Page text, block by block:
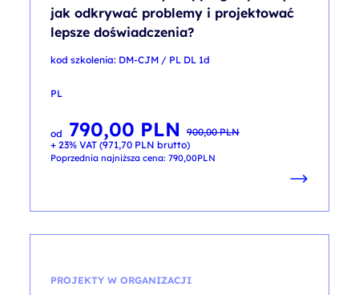
jak odkrywać problemy i projektować
lepsze doświadczenia?
kod szkolenia: DM-CJM / PL DL 1d
PL
od 900,00PLN
Pierwotna
cena
wynosiła:
900,00 PLN.
790,00 PLN
Aktualna
cena
wynosi:
790,00 PLN.
+ 23% VAT (971,70 PLN brutto)
Poprzednia najniższa cena: 790,00PLN
PROJEKTY W ORGANIZACJI